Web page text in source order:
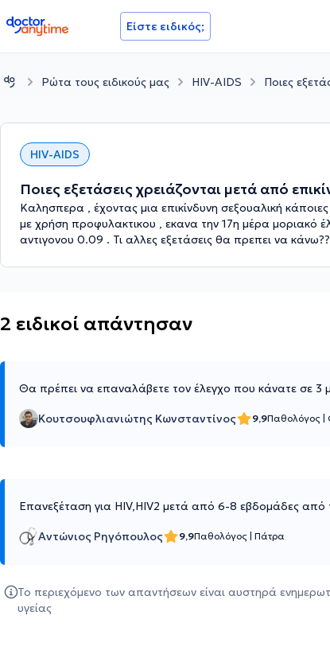
doctoranytime Είστε ειδικός;
Ρώτα τους ειδικούς μας HIV-AIDS Ποιες
HIV-AIDS
Ποιες εξετάσεις χρειάζονται μετά από
Καλησπερα , έχοντας μια επικίνδυνη σεξουαλική
με χρήση προφυλακτικου , εκανα την 17η μέρα μοριακό
αντιγονου 0.09 . Τι αλλες εξετάσεις θα πρεπει να
2 ειδικοί απάντησαν
Θα πρέπει να επαναλάβετε τον έλεγχο που κάνατε σε 3
Κουτσουφλιανιώτης Κωνσταντίνος 9,9Παθολόγος
Επανεξέταση για HIV,HIV2 μετά από 6-8 εβδομάδες από
Αντώνιος Ρηγόπουλος 9,9Παθολόγος Πάτρα
Το περιεχόμενο των απαντήσεων είναι αυστηρά
υγείας